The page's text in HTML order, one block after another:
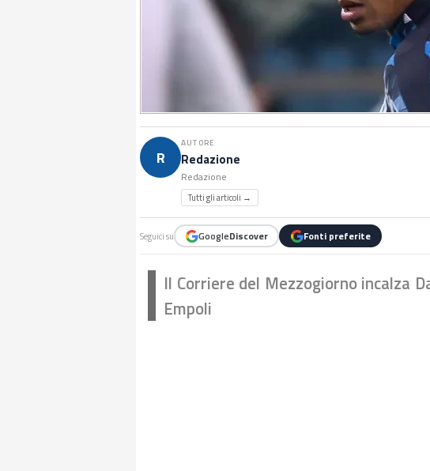
R
AUTORE
Redazione
Redazione
Tutti gli articoli →
Seguici su GoogleDiscover Fonti preferite
Il Corriere del Mezzogiorno incalza
Empoli